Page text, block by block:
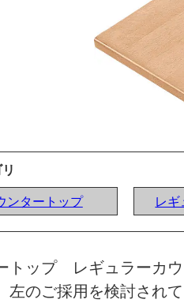
ンタートップ
レ
トップ レギュラーカ
のご採用を検討され